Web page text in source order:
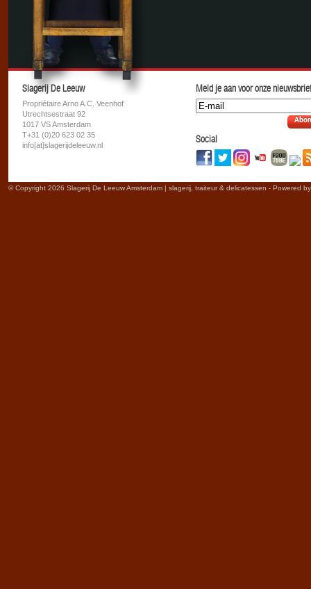
Slagerij De Leeuw
Propriétaire Arno A.C. Veenhof
Utrechtsestraat 92
1017 VS Amsterdam
T+31 (0)20 623 02 35
info[at]slagerijdeleeuw.nl
Meld je aan voor onze
Social
© Copyright 2026 Slagerij De Leeuw Amsterdam | slagerij, traiteur & delicatessen - Powered